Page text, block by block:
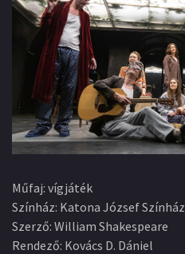
Műfaj: vígjáték
Színház: Katona József Színház
Szerző: William Shakespeare
Rendező: Kovács D. Dániel